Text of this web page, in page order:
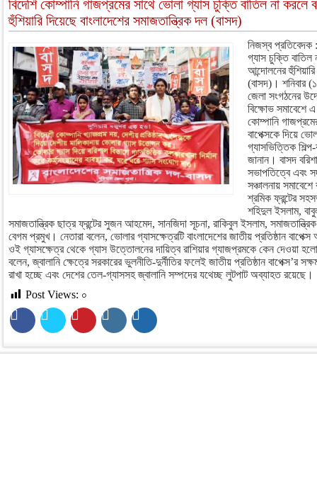
বিদেশি কোম্পানি গাজপ্রমের সাথে ভোলা গ্যাস চুক্তি বাতিল না করলে
হুঁশিয়ারি দিয়েছে বাংলাদেশের সমাজতান্ত্রিক দল (বাসদ)
নিজস্ব প্রতিবেদক
গ্যাস চুক্তি বাতিল
আন্দোলনের
(বাসদ)। শনিবার (১
জেলা সংগঠনের
বিক্ষোভ সমাবেশে এ
কোম্পানি
বাপেক্সকে দিয়ে
গ্যাসভিত্তিক শিল্প-
জানান। বাসদ
সভাপতিত্বে এবং
সঞ্চালনায়
শ্রমিক ফ্রন্টের
শহিদুল ইসলাম,
সমাজতান্ত্রিক ছাত্র ফ্রন্টের সুজন আহমেদ, সানজিদা সূচনা, রাকিবুল ইসলাম,
বেগম প্রমুখ। নেতারা বলেন, ভোলার গ্যাসক্ষেত্রটি বাংলাদেশের জাতীয় প্রতিষ্ঠান
ওই গ্যাসক্ষেত্র থেকে গ্যাস উত্তোলনের দায়িত্ব রাশিয়ার গ্যাজপ্রমকে কেন দেওয়া
বলেন, জ্বালানি ক্ষেত্রে সরকারের ভুলনীতি-দুর্নীতির ফলেই জাতীয় প্রতিষ্ঠান বাপেক্স’র
রাখা হচ্ছে এবং দেশের তেল-গ্যাসসহ জ্বালানি সম্পদের যথেচ্ছ লুটপাট অব্যাহত রয়েছে।
Post Views: ০